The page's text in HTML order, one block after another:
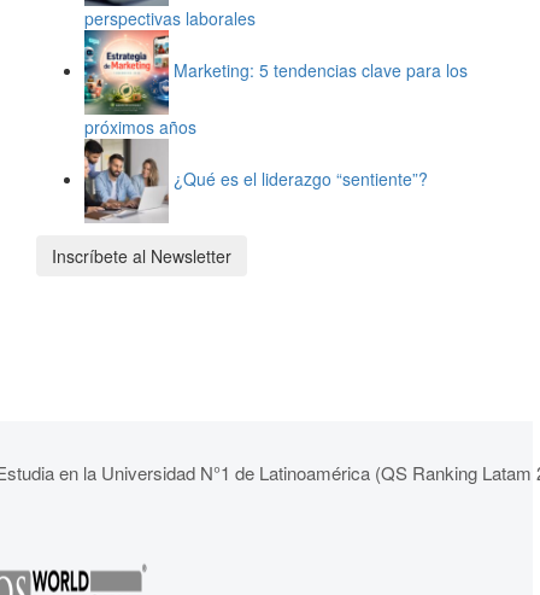
perspectivas laborales
Marketing: 5 tendencias clave para los
próximos años
¿Qué es el liderazgo “sentiente”?
Inscríbete al Newsletter
en la Universidad N°1 de Latinoamérica (QS Ranking Latam